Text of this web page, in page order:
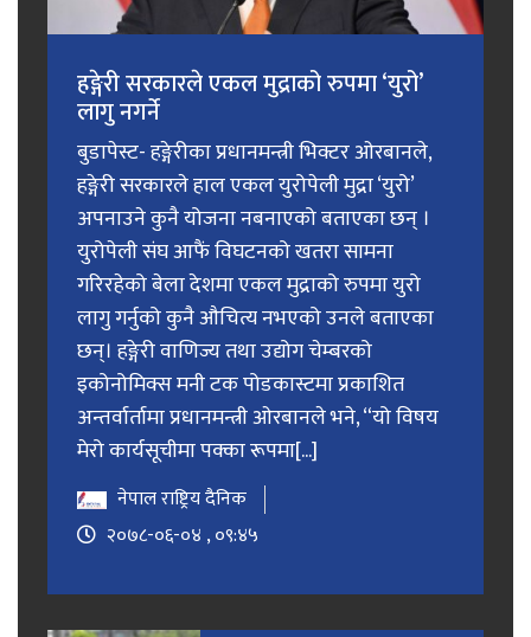
हङ्गेरी सरकारले एकल मुद्राको रुपमा ‘युरो’
लागु नगर्ने
बुडापेस्ट- हङ्गेरीका प्रधानमन्त्री भिक्टर ओरबानले,
हङ्गेरी सरकारले हाल एकल युरोपेली मुद्रा ‘युरो’
अपनाउने कुनै योजना नबनाएको बताएका छन् ।
युरोपेली संघ आफैं विघटनको खतरा सामना
गरिरहेको बेला देशमा एकल मुद्राको रुपमा युरो
लागु गर्नुको कुनै औचित्य नभएको उनले बताएका
छन्। हङ्गेरी वाणिज्य तथा उद्योग चेम्बरको
इकोनोमिक्स मनी टक पोडकास्टमा प्रकाशित
अन्तर्वार्तामा प्रधानमन्त्री ओरबानले भने, “यो विषय
मेरो कार्यसूचीमा पक्का रूपमा[...]
नेपाल राष्ट्रिय दैनिक
२०७८-०६-०४ , ०९:४५